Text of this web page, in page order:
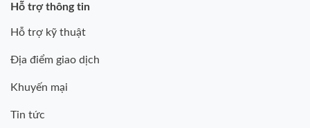
Hỗ trợ thông tin
Hỗ trợ kỹ thuật
Địa điểm giao dịch
Khuyến mại
Tin tức